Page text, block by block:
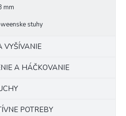
mm
stuhy
VYŠÍVANIE
A HÁČKOVANIE
POTREBY